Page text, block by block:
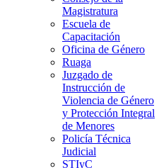
Magistratura
Escuela de
Capacitación
Oficina de Género
Ruaga
Juzgado de
Instrucción de
Violencia de Género
y Protección Integral
de Menores
Policía Técnica
Judicial
STIyC